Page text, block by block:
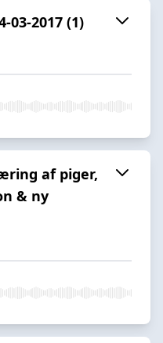
03-2017 (1)
af piger,
& ny